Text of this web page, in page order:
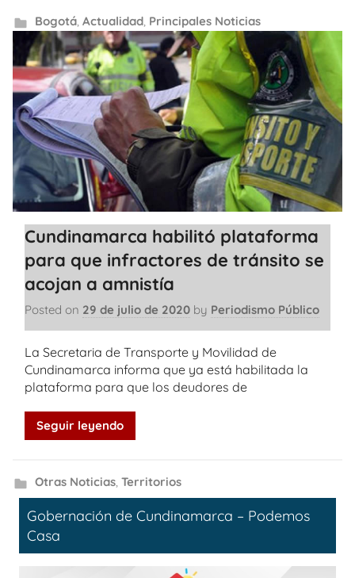
Bogotá, Actualidad, Principales Noticias
Cundinamarca habilitó plataforma
para que infractores de tránsito se
acojan a amnistía
Posted on 29 de julio de 2020 by Periodismo Público
La Secretaria de Transporte y Movilidad de
Cundinamarca informa que ya está habilitada la
plataforma para que los deudores de
Seguir leyendo
Otras Noticias, Territorios
Gobernación de Cundinamarca – Podemos
Casa